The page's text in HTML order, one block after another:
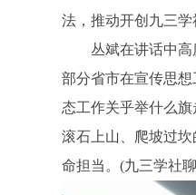
法，推动开创九三
丛斌在讲话中高度
部分省市在宣传思
态工作关乎举什么
滚石上山、爬坡过
命担当。(九三学社